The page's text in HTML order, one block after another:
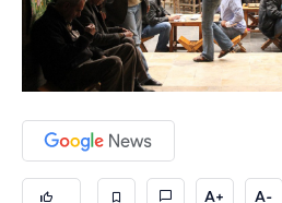
A+ A-